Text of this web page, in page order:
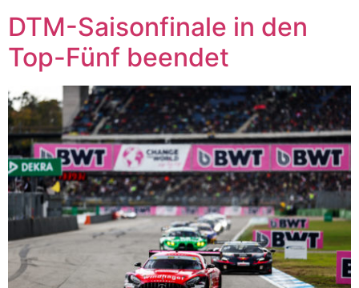
DTM-Saisonfinale in den
Top-Fünf beendet